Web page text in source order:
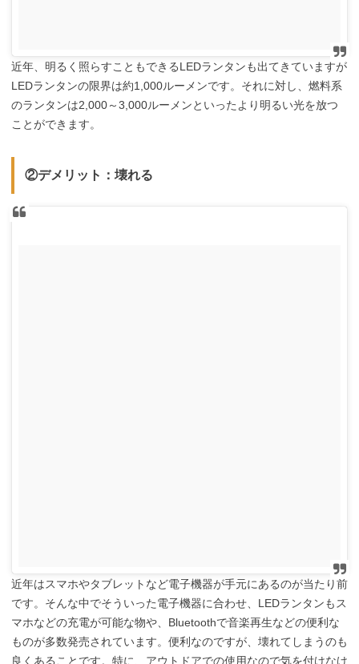
近年、明るく照らすこともできるLEDランタンも出てきていますが
LEDランタンの限界は約1,000ルーメンです。それに対し、燃料系
のランタンは2,000～3,000ルーメンといったより明るい光を放つ
ことができます。
②デメリット：壊れる
近年はスマホやタブレットなど電子機器が手元にあるのが当たり前
です。そんな中でそういった電子機器に合わせ、LEDランタンもス
マホなどの充電が可能な物や、Bluetoothで音楽再生などの便利な
ものが多数発売されています。便利なのですが、壊れてしまうのも
良くあることです。特に、アウトドアでの使用なので気を付けなけ